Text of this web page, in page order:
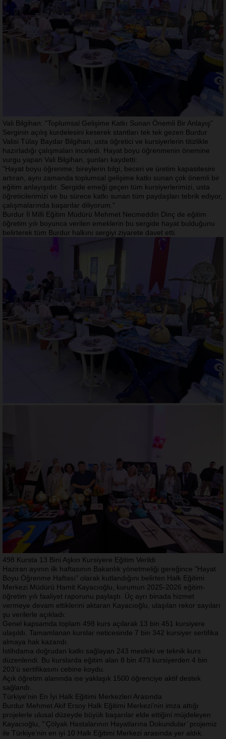
Vali Bilgihan: "Toplumsal Gelişime Katkı Sunan Önemli Bir Anlayış"
Serginin açılış kurdelesini keserek stantları tek tek gezen Burdur
Valisi Tülay Baydar Bilgihan, usta öğretici ve kursiyerlerin titizlikle
hazırladığı çalışmaları inceledi. Hayat boyu öğrenmenin önemine
vurgu yapan Vali Bilgihan, şunları kaydetti:
"Hayat boyu öğrenme; bireylerin bilgi, beceri ve üretim kapasitesini
artıran, aynı zamanda toplumsal gelişime katkı sunan çok önemli bir
eğitim anlayışıdır. Sergide emeği geçen tüm kursiyerlerimizi, usta
öğreticilerimizi ve bu sürece katkı sunan tüm paydaşları tebrik ediyor,
çalışmalarında başarılar diliyorum."
Burdur İl Milli Eğitim Müdürü Mehmet Necmeddin Dinç de eğitim
öğretim yılı boyunca verilen emeklerin bu sergide hayat bulduğunu
belirterek tüm Burdur halkını sergiyi ziyarete davet etti.
498 Kursta 13 Bini Aşkın Kursiyere Eğitim Verildi
Haziran ayının ilk haftasının Bakanlık yönetmeliği gereğince "Hayat
Boyu Öğrenme Haftası" olarak kutlandığını belirten Halk Eğitimi
Merkezi Müdürü Hamit Kayacıoğlu, kurumun 2025-2026 eğitim-
öğretim yılı faaliyet raporunu paylaştı. Üç ayrı binada hizmet
vermeye devam ettiklerini aktaran Kayacıoğlu, ulaşılan rekor sayıları
şu verilerle açıkladı:
Genel kapsamda toplam 498 kurs açılarak 13 bin 451 kursiyere
ulaşıldı. Tamamlanan kurslar neticesinde 7 bin 342 kursiyer sertifika
almaya hak kazandı.
İstihdama doğrudan katkı sağlayan 243 mesleki ve teknik kurs
düzenlendi. Bu kurslarda eğitim alan 8 bin 473 kursiyerden 4 bin
203'ü sertifikasını cebine koydu.
Açık öğretim alanında ise yaklaşık 1500 öğrenciye aktif destek
sağlandı.
Türkiye'nin En İyi Halk Eğitimi Merkezleri Arasında
Burdur Mehmet Akif Ersoy Halk Eğitimi Merkezi'nin imza attığı
projelerle ulusal düzeyde büyük başarılar elde ettiğini müjdeleyen
Kayacıoğlu, "‘Çölyak Hastalarının Hayatlarına Dokundular’ projemiz
ile Türkiye’nin en iyi 10 Halk Eğitimi Merkezi arasında yer aldık.